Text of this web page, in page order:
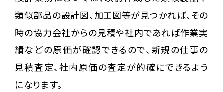
類似部品の設計図、加工図等が見つかれば、その
時の協力会社からの見積や社内であれば作業実
績などの原価が確認できるので、新規の仕事の
見積査定、社内原価の査定が的確にできるよう
になります。